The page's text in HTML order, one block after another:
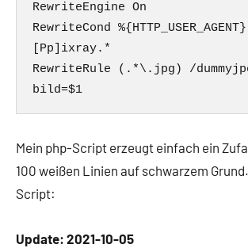
RewriteEngine On
RewriteCond
[Pp]ixray.*
RewriteRule (.*\.jpg) /
Mein php-Script erzeugt einfach ein
100 weißen Linien auf schwarzem
Script:
Update: 2021-10-05